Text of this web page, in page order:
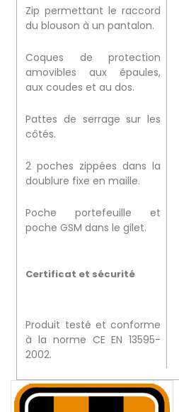
Zip permettant le raccord
du blouson à un pantalon.
Coques de protection
amovibles aux épaules,
aux coudes et au dos.
Pattes de serrage sur les
côtés.
2 poches zippées dans la
doublure fixe en maille.
Poche portefeuille et
poche GSM dans le gilet.
Certificat et sécurité
Produit testé et conforme
à la norme CE EN 13595-
2002.